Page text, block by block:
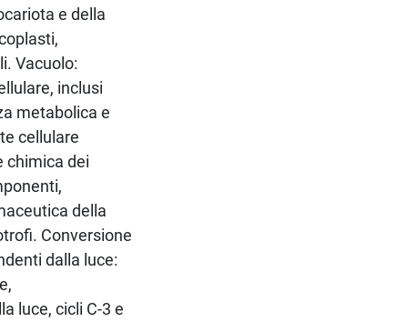
e della
Vacuolo:
inclusi
metabolica e
cellulare
chimica dei
della
Conversione
dalla luce:
luce, cicli C-3 e